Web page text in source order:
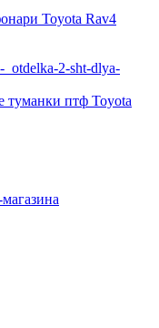
Toyota Rav4
туманки птф Toyota